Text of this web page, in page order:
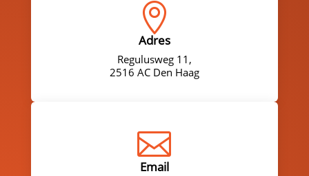

Adres
Regulusweg 11,
2516 AC Den Haag

Email